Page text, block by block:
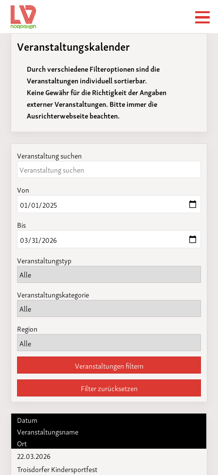
Veranstaltungskalender
Durch verschiedene Filteroptionen sind die
Veranstaltungen individuell sortierbar.
Keine Gewähr für die Richtigkeit der Angaben
externer Veranstaltungen. Bitte immer die
Ausrichterwebseite beachten.
Veranstaltung suchen
Von
Bis
Veranstaltungstyp
Veranstaltungskategorie
Region
Veranstaltungen filtern
Filter zurücksetzen
Datum
Veranstaltungsname
Ort
22.03.2026
Troisdorfer Kindersportfest